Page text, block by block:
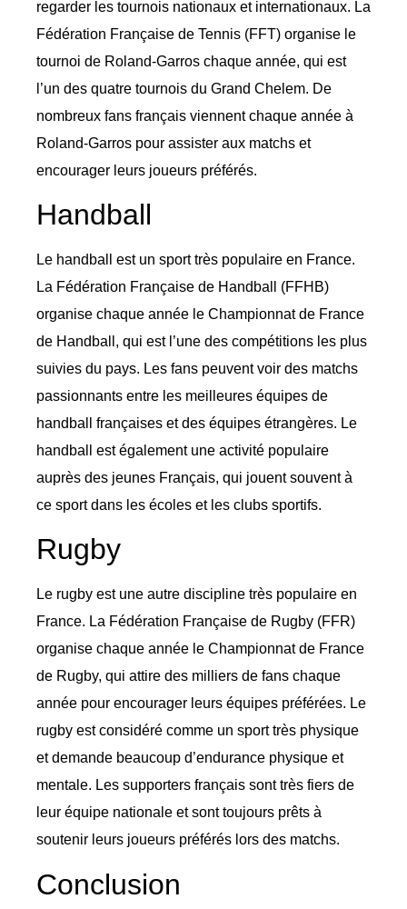
regarder les tournois nationaux et internationaux. La
Fédération Française de Tennis (FFT) organise le
tournoi de Roland-Garros chaque année, qui est
l’un des quatre tournois du Grand Chelem. De
nombreux fans français viennent chaque année à
Roland-Garros pour assister aux matchs et
encourager leurs joueurs préférés.
Handball
Le handball est un sport très populaire en France.
La Fédération Française de Handball (FFHB)
organise chaque année le Championnat de France
de Handball, qui est l’une des compétitions les plus
suivies du pays. Les fans peuvent voir des matchs
passionnants entre les meilleures équipes de
handball françaises et des équipes étrangères. Le
handball est également une activité populaire
auprès des jeunes Français, qui jouent souvent à
ce sport dans les écoles et les clubs sportifs.
Rugby
Le rugby est une autre discipline très populaire en
France. La Fédération Française de Rugby (FFR)
organise chaque année le Championnat de France
de Rugby, qui attire des milliers de fans chaque
année pour encourager leurs équipes préférées. Le
rugby est considéré comme un sport très physique
et demande beaucoup d’endurance physique et
mentale. Les supporters français sont très fiers de
leur équipe nationale et sont toujours prêts à
soutenir leurs joueurs préférés lors des matchs.
Conclusion